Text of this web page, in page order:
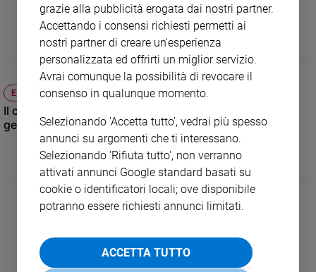
Coppia
e
Adolescenza
Bioetica
Riflessioni
ESCLUSIVO
Il cardinale Dziwisz:«Infami le accuse e le insinuazioni
gettate addosso a san Giovanni Paolo II»
grazie alla pubblicità erogata dai nostri partner.
Accettando i consensi richiesti permetti ai
nostri partner di creare un'esperienza
personalizzata ed offrirti un miglior servizio.
Avrai comunque la possibilità di revocare il
consenso in qualunque momento.
Selezionando 'Accetta tutto', vedrai più spesso
annunci su argomenti che ti interessano.
Selezionando 'Rifiuta tutto', non verranno
attivati annunci Google standard basati su
cookie o identificatori locali; ove disponibile
potranno essere richiesti annunci limitati.
ACCETTA TUTTO